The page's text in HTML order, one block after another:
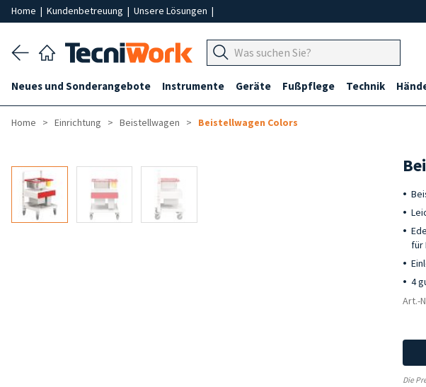
Home | Kundenbetreuung | Unsere Lösungen |
Neues und Sonderangebote Instrumente Geräte Fußpflege Technik
Home Einrichtung Beistellwagen Beistellwagen Colors
für
4
Art.-
Die